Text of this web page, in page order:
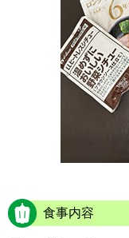
食事内容